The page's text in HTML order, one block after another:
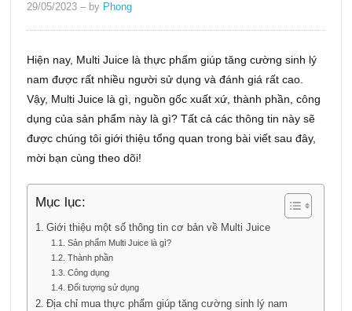
29/05/2023 – by Phong
Hiện nay, Multi Juice là thực phẩm giúp tăng cường sinh lý
nam được rất nhiều người sử dụng và đánh giá rất cao.
Vậy, Multi Juice là gì, nguồn gốc xuất xứ, thành phần, công
dụng của sản phẩm này là gì? Tất cả các thông tin này sẽ
được chúng tôi giới thiệu tổng quan trong bài viết sau đây,
mời bạn cùng theo dõi!
Mục lục:
Giới thiệu một số thông tin cơ bản về Multi Juice
Sản phẩm Multi Juice là gì?
Thành phần
Công dụng
Đối tượng sử dụng
Địa chỉ mua thực phẩm giúp tăng cường sinh lý nam